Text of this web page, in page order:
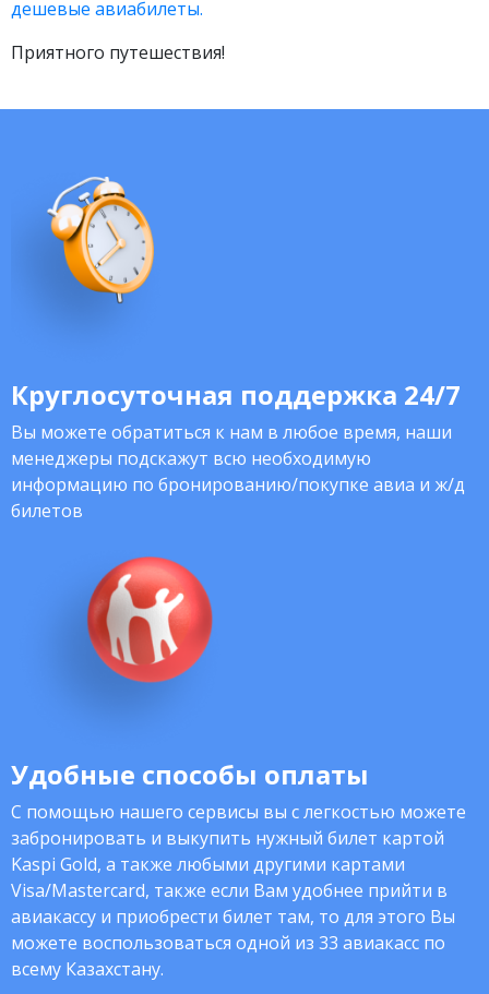
дешевые авиабилеты.
Приятного путешествия!
Круглосуточная поддержка 24/7
Вы можете обратиться к нам в любое время, наши
менеджеры подскажут всю необходимую
информацию по бронированию/покупке авиа и ж/д
билетов
Удобные способы оплаты
С помощью нашего сервисы вы с легкостью можете
забронировать и выкупить нужный билет картой
Kaspi Gold, а также любыми другими картами
Visa/Mastercard, также если Вам удобнее прийти в
авиакассу и приобрести билет там, то для этого Вы
можете воспользоваться одной из 33 авиакасс по
всему Казахстану.